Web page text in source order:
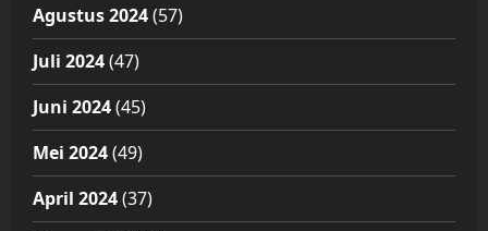
Agustus 2024(57)
Juli 2024(47)
Juni 2024(45)
Mei 2024(49)
April 2024(37)